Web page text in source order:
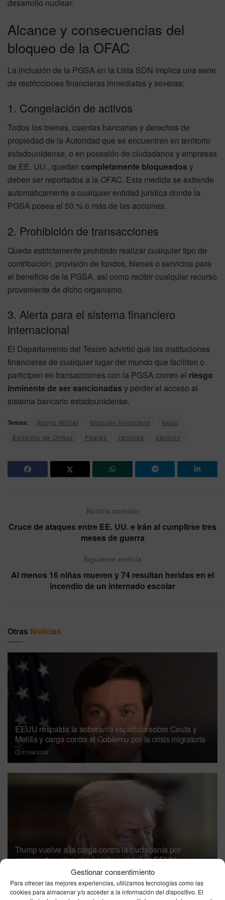
Gestionar consentimiento
Para ofrecer las mejores experiencias, utilizamos tecnologías como las
cookies para almacenar y/o acceder a la información del dispositivo. El
desarrollo nuclear.
Alcance y consecuencias del
bloqueo de la OFAC
La inclusión de la PGSA en la Lista SDN implica una serie
de restricciones financieras inmediatas y severas:
1. Congelación de activos
Todos los bienes, cuentas bancarias y derechos de
propiedad de la Autoridad que se encuentren en territorio
estadounidense, o en posesión de ciudadanos y empresas
de EE. UU., quedan completamente bloqueados y
deben ser reportados a la OFAC. Esta medida se extiende
automáticamente a cualquier entidad jurídica donde la
PGSA posea el 50 % o más de las acciones.
2. Prohibición de transacciones
Queda estrictamente prohibido realizar cualquier tipo de
contribución, provisión de fondos, bienes o servicios para
el beneficio de la PGSA, así como recibir cualquier recurso
proveniente de dicho organismo.
3. Alerta para el sistema financiero
internacional
El Departamento del Tesoro advirtió que las instituciones
financieras de cualquier lugar del mundo que faciliten o
participen en transacciones con la PGSA corren el riesgo
inminente de ser sancionadas y perder el acceso al
sistema bancario estadounidense.
Temas: Apoyo Militar bloqueo financiero
eeuu
Estrecho de Ormuz
Peajes razones sancion
Noticia anterior
Cruce de ataques entre EE. UU. e Irán al cumplirse tres
meses de guerra
Siguiente noticia
Al menos 16 niñas mueren y 74 resultan heridas en el
incendio de un internado escolar
Otras Noticias
EEUU respalda la soberanía española sobre Ceuta y
Melilla y carga contra el Gobierno por la crisis migratoria
07/08/2026
Trump vuelve a la carga contra la ciudadanía por
nacimiento y abre otra batalla judicial en EEUU